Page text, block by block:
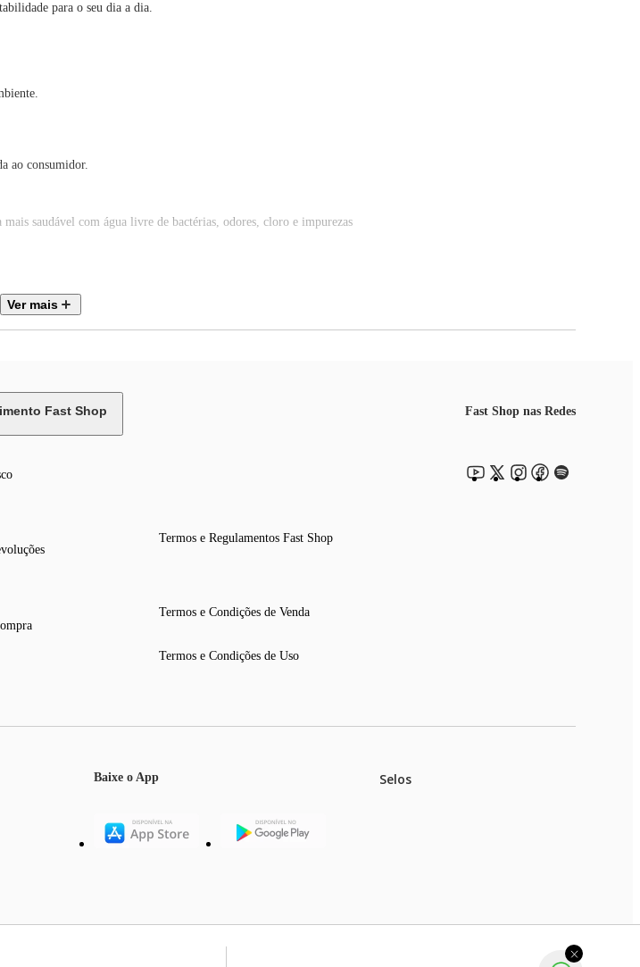
para o seu dia a dia.
ao consumidor.
saudável com água livre de bactérias, odores, cloro e impurezas
Ver mais
Fast Shop
Termos e Regulamentos Fast Shop
Termos e Condições de Venda
Termos e Condições de Uso
Fast Shop nas Redes
Baixe o App Selos